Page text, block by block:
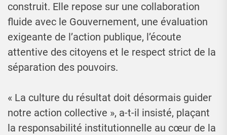
construit. Elle repose sur une collaboration
fluide avec le Gouvernement, une évaluation
exigeante de l’action publique, l’écoute
attentive des citoyens et le respect strict de la
séparation des pouvoirs.
« La culture du résultat doit désormais guider
notre action collective », a-t-il insisté, plaçant
la responsabilité institutionnelle au cœur de la